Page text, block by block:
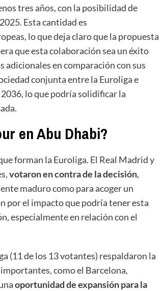
tres años, con la posibilidad de
Esta cantidad es
lo que deja claro que la propuesta
que esta colaboración sea un éxito
en comparación con sus
conjunta entre la Euroliga e
lo que podría solidificar la
en Abu Dhabi?
forman la Euroliga. El Real Madrid y
votaron en contra de la decisión,
maduro como para acoger un
por el impacto que podría tener esta
especialmente en relación con el
(11 de los 13 votantes) respaldaron la
como el Barcelona,
oportunidad de expansión para la